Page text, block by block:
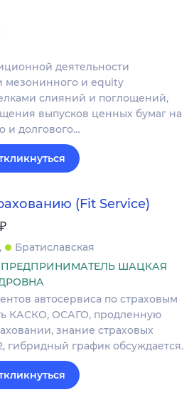
деятельности
мезонинного и equity
слияний и поглощений,
выпусков ценных бумаг на
и долгового…
(Fit Service)
₽
Братиславская
ШАЦКАЯ
автосервиса по страховым
КАСКО, ОСАГО, продленную
знание страховых
гибридный график обсуждается.